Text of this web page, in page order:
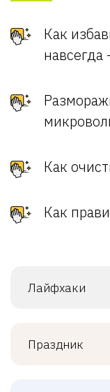
Как
Как
Как
Лайфхаки
Праздник